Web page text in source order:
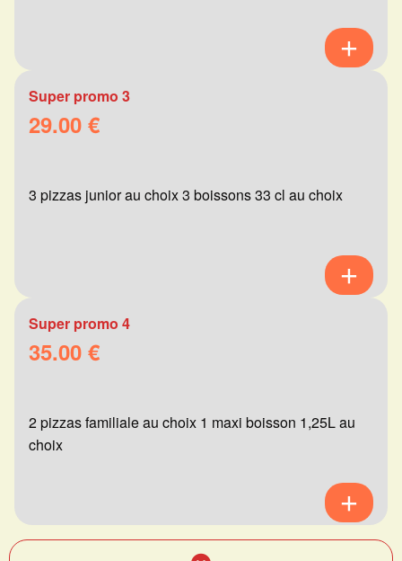
Super promo 3
29.00 €
3 pizzas junior au choix 3 boissons 33 cl au choix
Super promo 4
35.00 €
2 pizzas familiale au choix 1 maxi boisson 1,25L au
choix